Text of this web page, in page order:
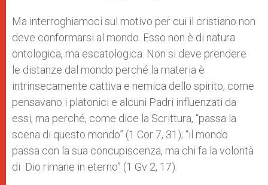
Ma interroghiamoci sul motivo per cui il cristiano non
deve conformarsi al mondo. Esso non è di natura
ontologica, ma escatologica. Non si deve prendere
le distanze dal mondo perché la materia è
intrinsecamente cattiva e nemica dello spirito, come
pensavano i platonici e alcuni Padri influenzati da
essi, ma perché, come dice la Scrittura, “passa la
scena di questo mondo” (1 Cor 7, 31); “il mondo
passa con la sua concupiscenza, ma chi fa la volontà
di Dio rimane in eterno” (1 Gv 2, 17).